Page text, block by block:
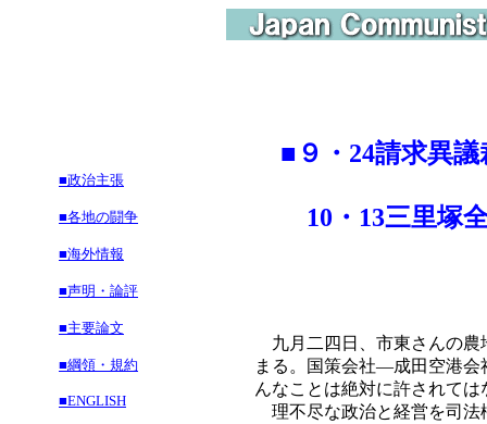
■政治主張
■各地の闘争
■海外情報
■声明・論評
■主要論文
■綱領・規約
■ENGLISH
■ ９・24請求異
10・13三里塚全
九月二四日、市東さんの農
まる。国策会社―成田空港
んなことは絶対に許されては
理不尽な政治と経営を司法